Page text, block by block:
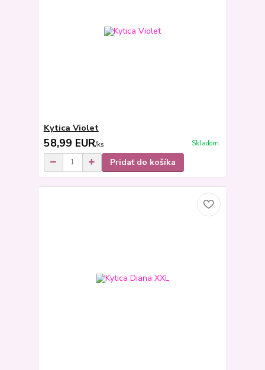
Kytica Violet
58,99 EUR/ks Skladom
Pridať do košíka